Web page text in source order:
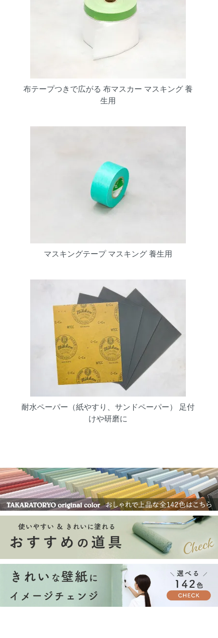
布テープつきで広がる 布マスカー マスキング 養
生用
マスキングテープ マスキング 養生用
耐水ペーパー（紙やすり、サンドペーパー） 足付
けや研磨に